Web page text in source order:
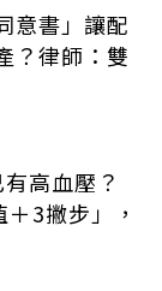
意書」讓配
？律師：雙
高血壓？
＋3撇步」，